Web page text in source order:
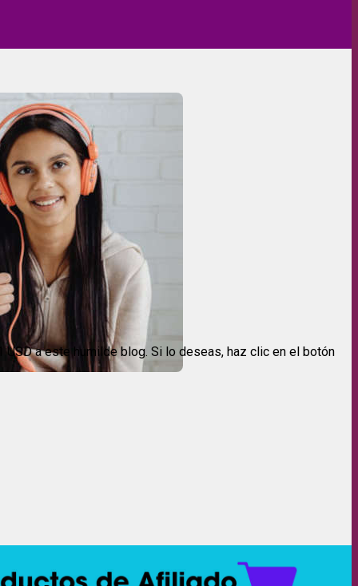
USD a este humilde blog. Si lo deseas, haz clic en el botón